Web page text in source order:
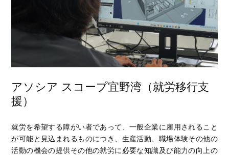
アソシア スコープ宜野湾（就労移行支
援）
就労を希望する障がい者であって、一般企業に雇用されること
が可能と見込まれるものにつき、生産活動、職場体験その他の
活動の機会の提供その他の就労に必要な知識及び能力の向上の